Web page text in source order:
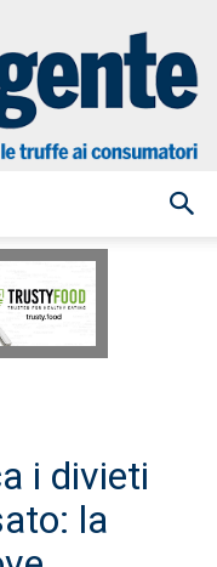
i divieti
la